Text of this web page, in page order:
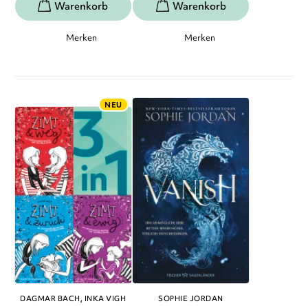
Merken Merken
NEU
DAGMAR BACH INKA VIGH SOPHIE JORDAN